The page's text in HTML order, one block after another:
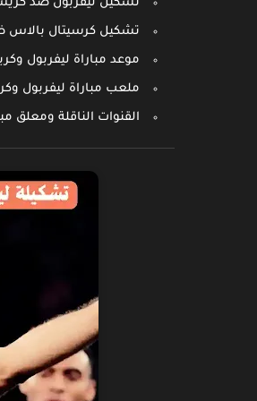
تشكيل ليفربول ضد كريستال بالاس
تشكيل كرسيتال بالاس ضد ليفربول
موعد مباراة ليفربول
ملعب مباراة ليفربول
القنوات الناقلة ومعلق